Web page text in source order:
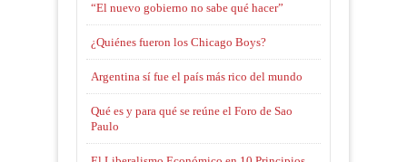
“El nuevo gobierno no sabe qué hacer”
¿Quiénes fueron los Chicago Boys?
Argentina sí fue el país más rico del mundo
Qué es y para qué se reúne el Foro de Sao
Paulo